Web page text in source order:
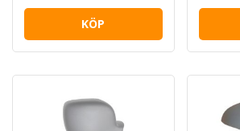
KÖP